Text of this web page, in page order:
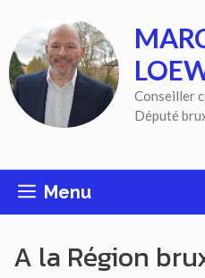
contenu
Conseiller
Député
Menu
A la Région